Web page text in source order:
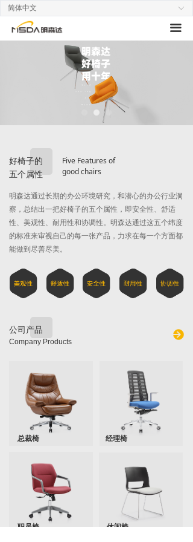
끀
首页
产品
联系
ꀅ
简体中文
好椅子的
五个属性
明森达通过长期的办公环境研究，和潜心的办公行业洞
察，总结出一把好椅子的五个属性，即安全性、舒适
性、美观性、耐用性和协调性。明森达通过这五个纬度
的标准来审视自己的每一张产品，力求在每一个方面都
能做到尽善尽美。
总裁椅
职员椅 休闲椅
经理椅
Five Features of
good chairs
公司产品
Company Products